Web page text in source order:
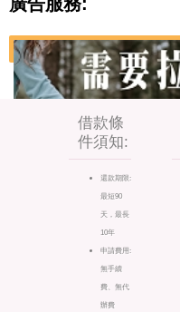
借款條
件須知:
還款期限:
最短90
天，最長
10年
申請費用:
無手續
費、無代
辦費